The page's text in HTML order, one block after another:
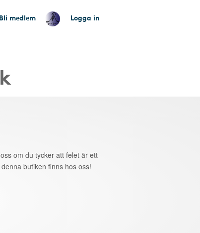
Bli medlem Logga in
om du tycker att felet är ett
butiken finns hos oss!